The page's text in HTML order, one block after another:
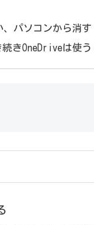
、パソコンから消す
きOneDriveは使う